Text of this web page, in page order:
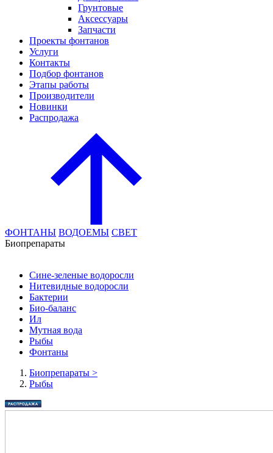
Грунтовые
Аксессуары
Запчасти
Проекты фонтанов
Услуги
Контакты
Подбор фонтанов
Этапы работы
Производители
Новинки
Распродажа
ФОНТАНЫ ВОДОЕМЫ СВЕТ
Биопрепараты
Сине-зеленые водоросли
Нитевидные водоросли
Бактерии
Био-баланс
Ил
Мутная вода
Рыбы
Фонтаны
Биопрепараты >
Рыбы